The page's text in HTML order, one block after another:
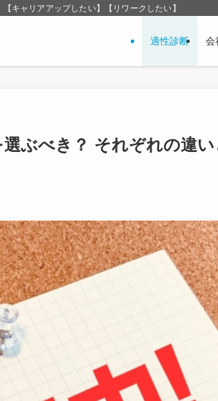
キャリアアップしたい】【リワークしたい】
適性診断 会
ぶべき？ それぞれの違